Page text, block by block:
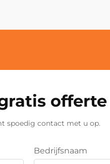
offerte
spoedig contact met u op.
Bedrijfsnaam